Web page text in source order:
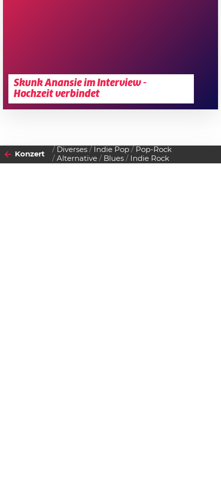
Skunk Anansie im Interview -
Hochzeit verbindet
Konzert
Diverses Indie Pop
Pop-Rock
Alternative
Blues Indie Rock